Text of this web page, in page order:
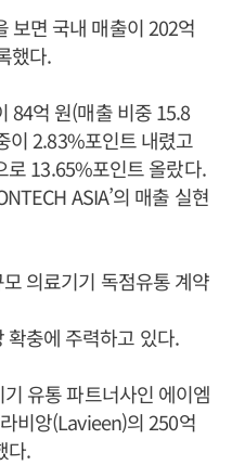
보면 국내 매출이 202억
했다.
84억 원(매출 비중 15.8
이 2.83%포인트 내렸고
로 13.65%포인트 올랐다.
ASIA’의 매출 실현
의료기기 독점유통 계약
확충에 주력하고 있다.
유통 파트너사인 에이엠
비앙(Lavieen)의 250억
다.